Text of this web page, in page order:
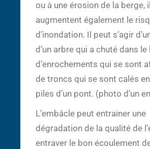
ou à une érosion de la berge,
augmentent également le
d’inondation. Il peut s’agir
d’un arbre qui a chuté dans le
d’enrochements qui se sont
de troncs qui se sont calés
piles d’un pont. (photo d’un
L’embâcle peut entrainer une
dégradation de la qualité de
entraver le bon écoulement